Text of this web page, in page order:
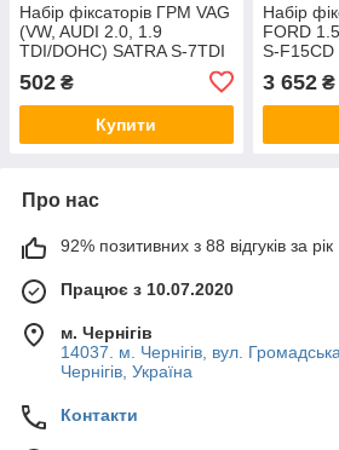
Набір фіксаторів ГРМ VAG
(VW, AUDI 2.0, 1.9
TDI/DOHC) SATRA S-7TDI
502 ₴
Купити
Набір
FORD
S-F15CD
3 652₴
Про нас
92% позитивних з 88 відгуків за рік
Працює з 10.07.2020
м. Чернігів
14037. м. Чернігів, вул.
Чернігів, Україна
Контакти